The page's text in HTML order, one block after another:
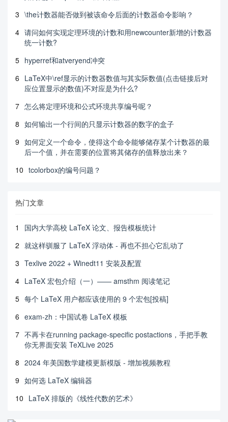
3 \the计数器能否做到被该命令后面的计数器命令影响？
4 请问如何实现定理环境的计数和用newcounter新增的计数器
统一计数?
5 hyperref和atveryend冲突
6 LaTeX中\ref显示的计数器数值与其实际数值(点击链接后对
应位置显示的数值)不对应是为什么?
7 怎么将定理环境和公式环境共享编号呢？
8 如何输出一个行间的只显示计数器的数字的盒子
9 如何定义一个命令，使得这个命令能够储存某个计数器的最
后一个值，并在需要的位置将其储存的值释放出来？
10 tcolorbox的编号问题？
热门文章
1
国内大学高校 LaTeX 论文、报告模板统计
2 就这样驯服了 LaTeX 浮动体 - 再也不担心它乱动了
3 Texlive 2022 + Winedt11 安装及配置
4 LaTeX 宏包介绍（一）—— amsthm 阅读笔记
5 每个 LaTeX 用户都应该使用的 9 个宏包[投稿]
6 exam-zh：中国试卷 LaTeX 模板
7 不再卡在running package-specific postactions，手把手教
你无界面安装 TeXLive 2025
8 2024 年美国数学建模更新模版 - 增加视频教程
9 如何选 LaTeX 编辑器
10 LaTeX 排版的《线性代数的艺术》